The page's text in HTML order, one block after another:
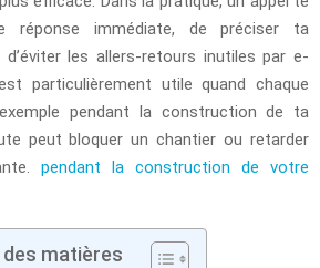
réponse immédiate, de préciser ta
les allers-retours inutiles par e-
particulièrement utile quand chaque
pendant la construction de ta
peut bloquer un chantier ou retarder
pendant la construction de votre
des matières